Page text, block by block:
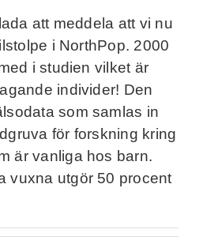
För deltagare
NorthMom
att meddela att vi nu
i NorthPop. 2000
i studien vilket är
individer! Den
som samlas in
för forskning kring
är vanliga hos barn.
vuxna utgör 50 procent